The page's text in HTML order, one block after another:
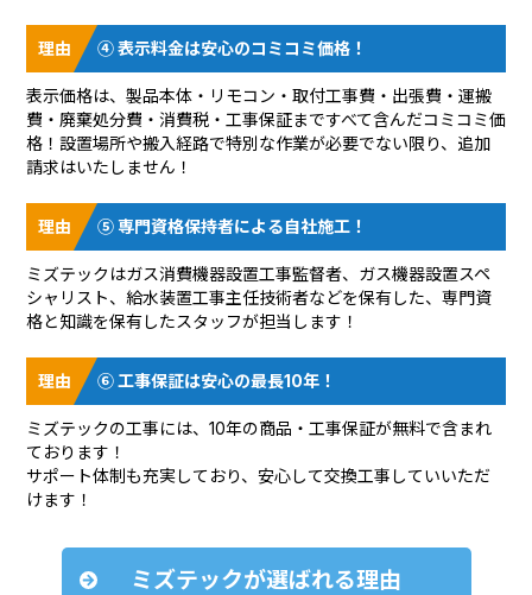
④ 表示料金は安心のコミコミ価格！
表示価格は、製品本体・リモコン・取付工事費・出張費・運搬
費・廃棄処分費・消費税・工事保証まですべて含んだコミコミ価
格！設置場所や搬入経路で特別な作業が必要でない限り、追加
請求はいたしません！
⑤ 専門資格保持者による自社施工！
ミズテックはガス消費機器設置工事監督者、ガス機器設置スペ
シャリスト、給水装置工事主任技術者などを保有した、専門資
格と知識を保有したスタッフが担当します！
⑥ 工事保証は安心の最長10年！
ミズテックの工事には、10年の商品・工事保証が無料で含まれ
ております！
サポート体制も充実しており、安心して交換工事していいただ
けます！
ミズテックが選ばれる理由